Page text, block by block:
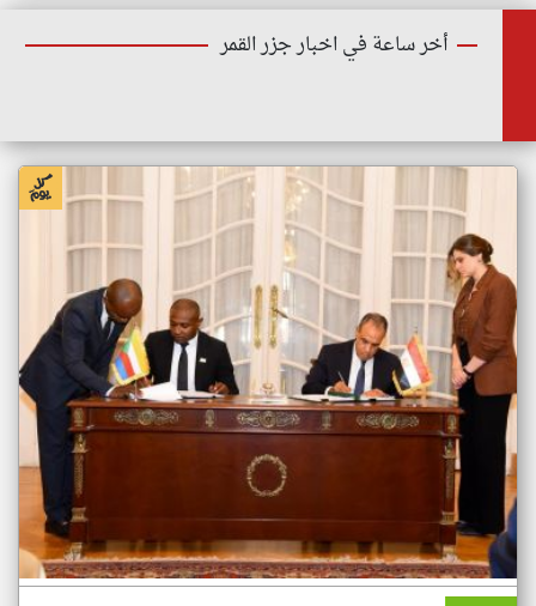
أخر ساعة في اخبار جزر القمر